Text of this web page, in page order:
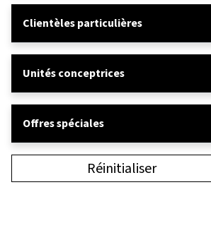
Clientèles particulières
Unités conceptrices
Offres spéciales
Réinitialiser